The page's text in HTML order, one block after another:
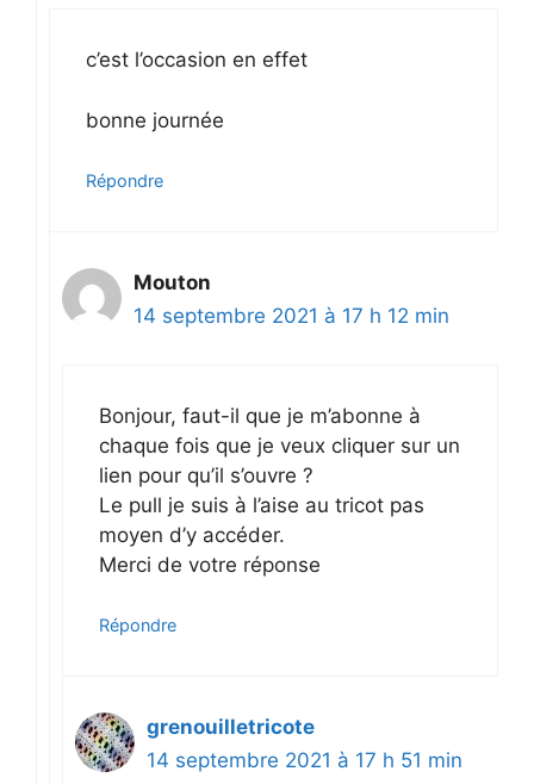
c’est l’occasion en effet
bonne journée
Répondre
Mouton
14 septembre 2021 à 17 h 12 min
Bonjour, faut-il que je m’abonne à
chaque fois que je veux cliquer sur un
lien pour qu’il s’ouvre ?
Le pull je suis à l’aise au tricot pas
moyen d’y accéder.
Merci de votre réponse
Répondre
grenouilletricote
14 septembre 2021 à 17 h 51 min